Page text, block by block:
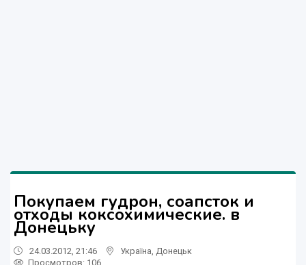
Покупаем гудрон, соапсток и
отходы коксохимические. в
Донецьку
24.03.2012, 21:46 Україна Донецьк
Просмотров: 106